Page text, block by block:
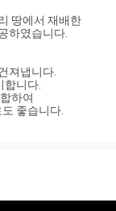
땅에서 재배한
하였습니다.
져냅니다.
합니다.
하여
좋습니다.